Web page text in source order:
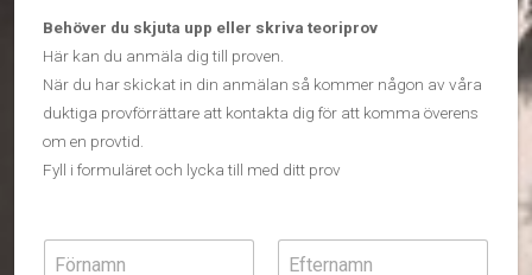
Behöver du skjuta upp eller skriva teoriprov
Här kan du anmäla dig till proven.
När du har skickat in din anmälan så kommer någon av våra
duktiga provförrättare att kontakta dig för att komma överens
om en provtid.
Fyll i formuläret och lycka till med ditt prov
N